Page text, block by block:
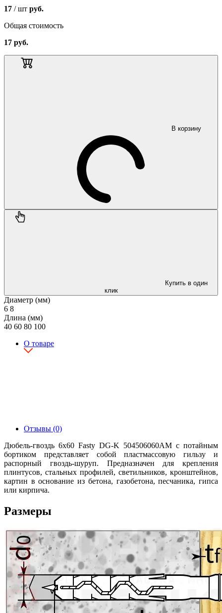
17 / шт руб.
Общая стоимость
17 руб.
В корзину
Купить в один
клик
Диаметр (мм)
6 8
Длина (мм)
40 60 80 100
О товаре
Отзывы (0)
Дюбель-гвоздь 6х60 Fasty DG-K 504506060AM с потайным
бортиком представляет собой пластмассовую гильзу и
распорный гвоздь-шуруп. Предназначен для крепления
плинтусов, стальных профилей, светильников, кронштейнов,
картин в основание из бетона, газобетона, песчаника, гипса
или кирпича.
Размеры